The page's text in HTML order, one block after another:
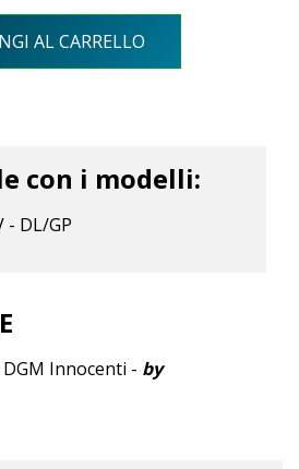
AL CARRELLO
con i modelli:
- DL/GP
Innocenti - by